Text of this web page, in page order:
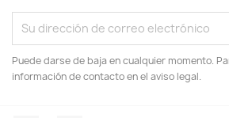
Puede darse de baja en cualquier momento.
información de contacto en el aviso legal.